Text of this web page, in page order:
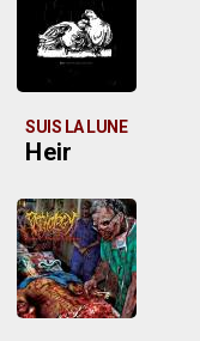
SUIS LA LUNE
Heir